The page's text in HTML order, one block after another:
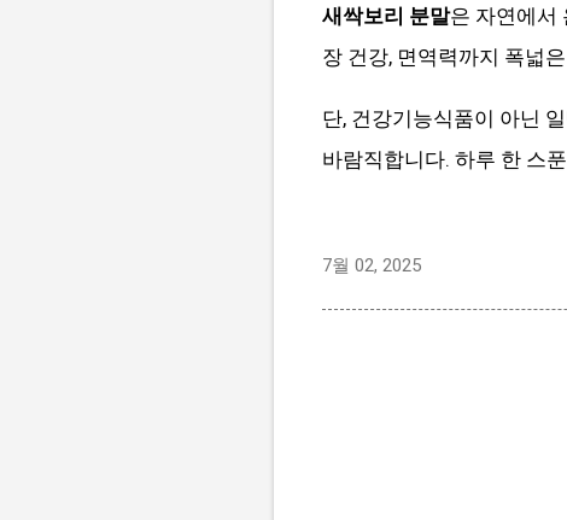
새싹보리 분말은 자연에서
장 건강, 면역력까지 폭넓
단, 건강기능식품이 아닌
바람직합니다. 하루 한 스
7월 02, 2025